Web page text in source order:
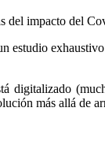
impacto del
estudio
más allá